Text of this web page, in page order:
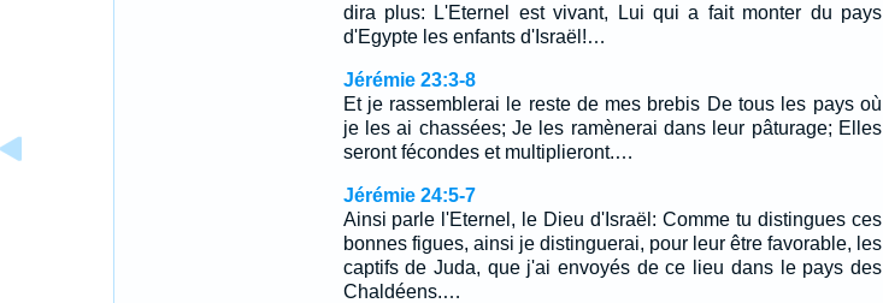
dira plus: L'Eternel est vivant, Lui qui a fait monter du pays
d'Egypte les enfants d'Israël!…
Jérémie 23:3-8
Et je rassemblerai le reste de mes brebis De tous les pays où
je les ai chassées; Je les ramènerai dans leur pâturage; Elles
seront fécondes et multiplieront.…
Jérémie 24:5-7
Ainsi parle l'Eternel, le Dieu d'Israël: Comme tu distingues ces
bonnes figues, ainsi je distinguerai, pour leur être favorable, les
captifs de Juda, que j'ai envoyés de ce lieu dans le pays des
Chaldéens.…